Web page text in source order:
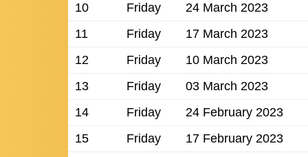
10
Friday
24 March 2023
11
Friday
17 March 2023
12
Friday
10 March 2023
13
Friday
03 March 2023
14
Friday
24 February 2023
15
Friday
17 February 2023